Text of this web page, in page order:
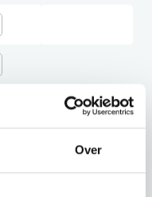
Over